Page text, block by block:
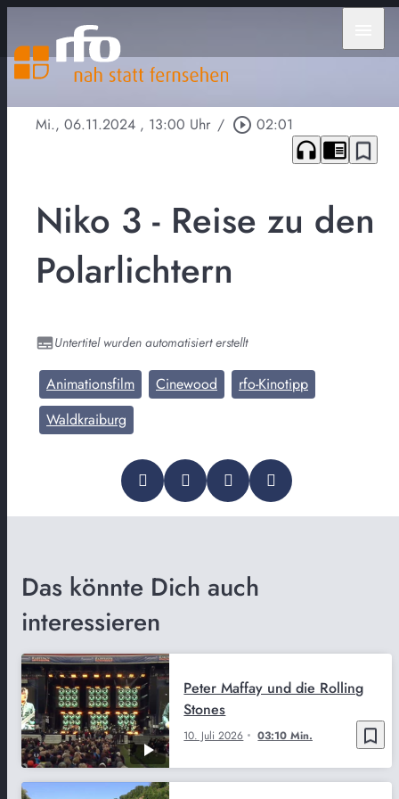
Mi., 06.11.2024 , 13:00 Uhr / play_circle_outline 02:01
headphones chrome_reader_mode bookmark_border
Niko 3 - Reise zu den
Polarlichtern
Untertitel wurden automatisiert erstellt
Animationsfilm Cinewood
rfo-Kinotipp
Waldkraiburg
Das könnte Dich auch
interessieren
bookmark_border
10. Juli 2026 03:10 Min.
Peter Maffay und die Rolling
Stones